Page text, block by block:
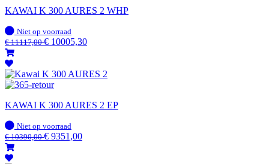
KAWAI K 300 AURES 2 WHP
Op
voorraad
Niet op voorraad
€11117,00€ 10005,30
KAWAI K 300 AURES 2 EP
Op
voorraad
Niet op voorraad
€10390,00€ 9351,00